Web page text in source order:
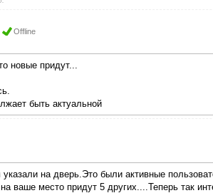
Offline
новые придут...
быть актуальной
на дверь.Это были активные
ваше место придут 5 других....Теперь так